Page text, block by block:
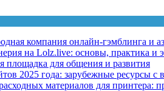
компания онлайн-гэмблинга и
на Lolz.live: основы, практика и
площадка для общения и развития
2025 года: зарубежные ресурсы
материалов для принтера: